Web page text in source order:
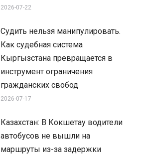
2026-07-22
Судить нельзя манипулировать.
Как судебная система
Кыргызстана превращается в
инструмент ограничения
гражданских свобод
2026-07-17
Казахстан: В Кокшетау водители
автобусов не вышли на
маршруты из-за задержки